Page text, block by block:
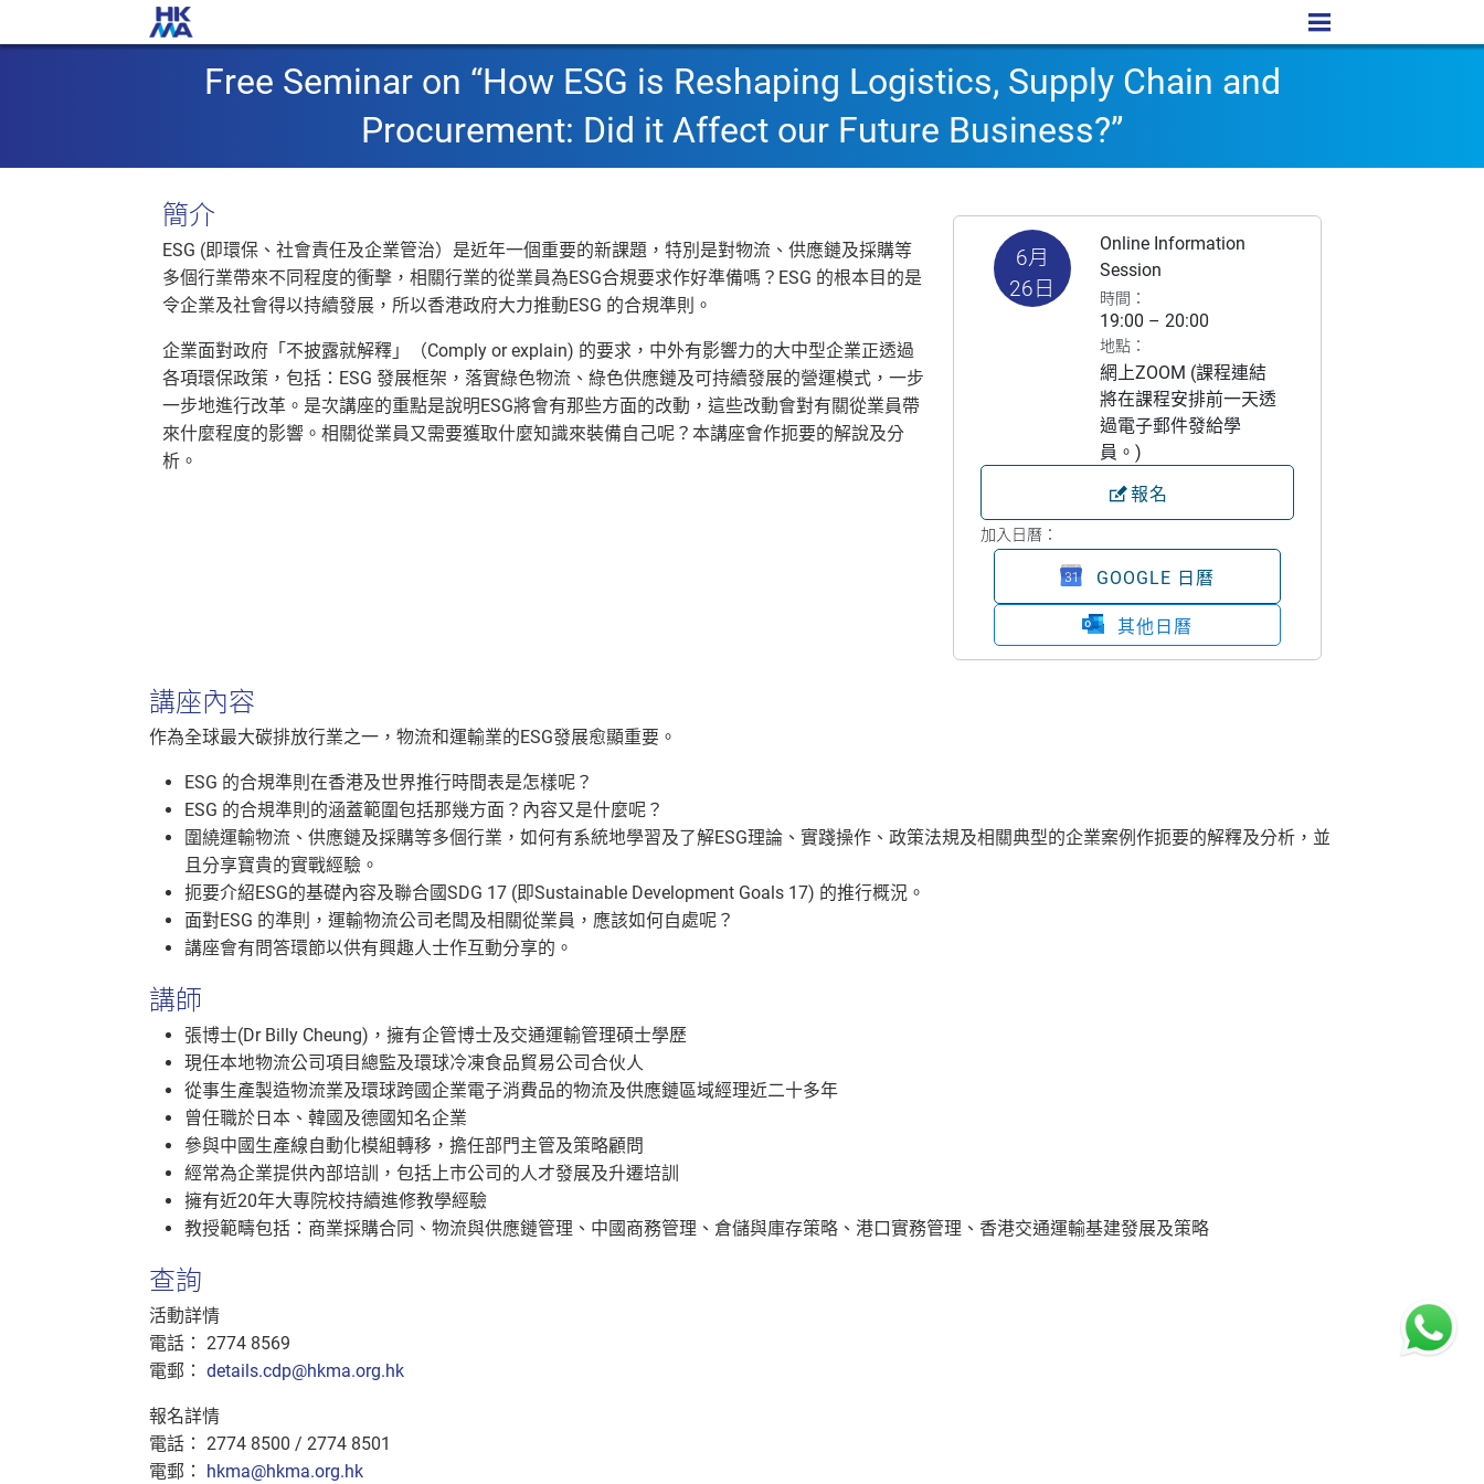
Free Seminar on “How ESG is Reshaping Logistics, Supply Chain and
Procurement: Did it Affect our Future Business?”
簡介
ESG (即環保、社會責任及企業管治）是近年一個重要的新課題，特別是對物流、供應鏈及採購等
多個行業帶來不同程度的衝擊，相關行業的從業員為ESG合規要求作好準備嗎？ESG 的根本目的是
令企業及社會得以持續發展，所以香港政府大力推動ESG 的合規準則。
企業面對政府「不披露就解釋」（Comply or explain) 的要求，中外有影響力的大中型企業正透過
各項環保政策，包括：ESG 發展框架，落實綠色物流、綠色供應鏈及可持續發展的營運模式，一步
一步地進行改革。是次講座的重點是說明ESG將會有那些方面的改動，這些改動會對有關從業員帶
來什麼程度的影響。相關從業員又需要獲取什麼知識來裝備自己呢？本講座會作扼要的解說及分
析。
6月
26日
Online Information
Session
時間：
19:00 – 20:00
地點：
網上ZOOM (課程連結
將在課程安排前一天透
過電子郵件發給學
員。)
報名
加入日曆：
GOOGLE 日曆
其他日曆
講座內容
作為全球最大碳排放行業之一，物流和運輸業的ESG發展愈顯重要。
ESG 的合規準則在香港及世界推行時間表是怎樣呢？
ESG 的合規準則的涵蓋範圍包括那幾方面？內容又是什麼呢？
圍繞運輸物流、供應鏈及採購等多個行業，如何有系統地學習及了解ESG理論、實踐操作、政策法規及相關典型的企業案例作扼要的解釋及分析，並
且分享寶貴的實戰經驗。
扼要介紹ESG的基礎內容及聯合國SDG 17 (即Sustainable Development Goals 17) 的推行概況。
面對ESG 的準則，運輸物流公司老闆及相關從業員，應該如何自處呢？
講座會有問答環節以供有興趣人士作互動分享的。
講師
張博士(Dr Billy Cheung)，擁有企管博士及交通運輸管理碩士學歷
現任本地物流公司項目總監及環球冷凍食品貿易公司合伙人
從事生產製造物流業及環球跨國企業電子消費品的物流及供應鏈區域經理近二十多年
曾任職於日本、韓國及德國知名企業
參與中國生產線自動化模組轉移，擔任部門主管及策略顧問
經常為企業提供內部培訓，包括上市公司的人才發展及升遷培訓
擁有近20年大專院校持續進修教學經驗
教授範疇包括：商業採購合同、物流與供應鏈管理、中國商務管理、倉儲與庫存策略、港口實務管理、香港交通運輸基建發展及策略
查詢
活動詳情
電話： 2774 8569
電郵： details.cdp@hkma.org.hk
報名詳情
電話： 2774 8500 / 2774 8501
電郵：
hkma@hkma.org.hk